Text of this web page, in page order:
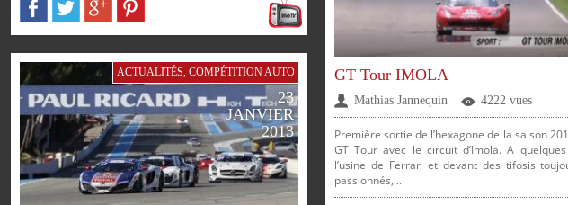
PARTAGERPARTAGERPARTAGERPARTAGER
GT Tour IMOLA
Mathias Jannequin 4222 vues
Première sortie de l’hexagone de la saison
GT Tour avec le circuit d’Imola. A
l’usine de Ferrari et devant des tifosis
passionnés,...
ACTUALITÉS, COMPÉTITION AUTO
23
JANVIER
2013